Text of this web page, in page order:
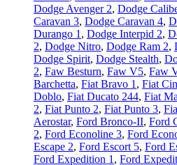
Dodge Avenger 2, Dodge
Caravan 3, Dodge Caravan 4,
Durango 1 , Dodge Interpid 2,
2, Dodge Nitro, Dodge Ram 2,
Dodge Spirit, Dodge Stealth,
2, Faw Besturn, Faw V5, Faw
Barchetta, Fiat Bravo 1 , Fiat
Doblo, Fiat Ducato 244, Fiat
2, Fiat Punto 2, Fiat Punto 3,
Aerostar, Ford Bronco-II, Ford
2, Ford Econoline 3, Ford
Escape 2, Ford Escort 5, Ford
Ford Expedition 1 , Ford